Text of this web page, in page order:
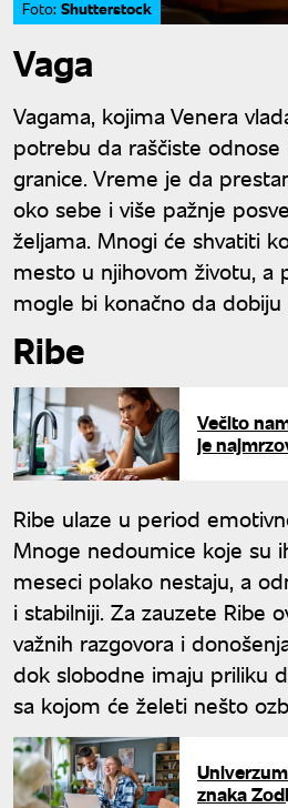
Foto: Shutterstock
Vaga
Vagama, kojima Venera
potrebu da raščiste odnose
granice. Vreme je da
oko sebe i više pažnje
željama. Mnogi će shvatiti
mesto u njihovom životu, a
mogle bi konačno da dobiju
Ribe
Večito
je
Ribe ulaze u period
Mnoge nedoumice koje su
meseci polako nestaju, a
i stabilniji. Za zauzete Ribe
važnih razgovora i
dok slobodne imaju priliku
sa kojom će želeti nešto
znaka